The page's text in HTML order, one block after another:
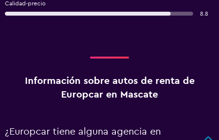
Calidad-precio
8.8
Información sobre autos de renta de
Europcar en Mascate
¿Europcar tiene alguna agencia en